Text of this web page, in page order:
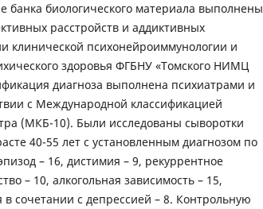
банка биологического материала выполнены
расстройств и аддиктивных
клинической психонейроиммунологии и
здоровья ФГБНУ «Томского НИМЦ
диагноза выполнена психиатрами и
с Международной классификацией
(МКБ-10). Были исследованы сыворотки
40-55 лет с установленным диагнозом по
– 16, дистимия – 9, рекуррентное
– 10, алкогольная зависимость – 15,
в сочетании с депрессией – 8. Контрольную